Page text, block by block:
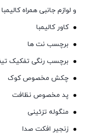
و لوازم جانبی همراه
کاور کالیمبا
برچسب نت ها
برچسب رنگی تفکیک
چکش مخصوص کوک
پد مخصوص نظافت
منگوله تزئینی
زنجیر افکت صدا